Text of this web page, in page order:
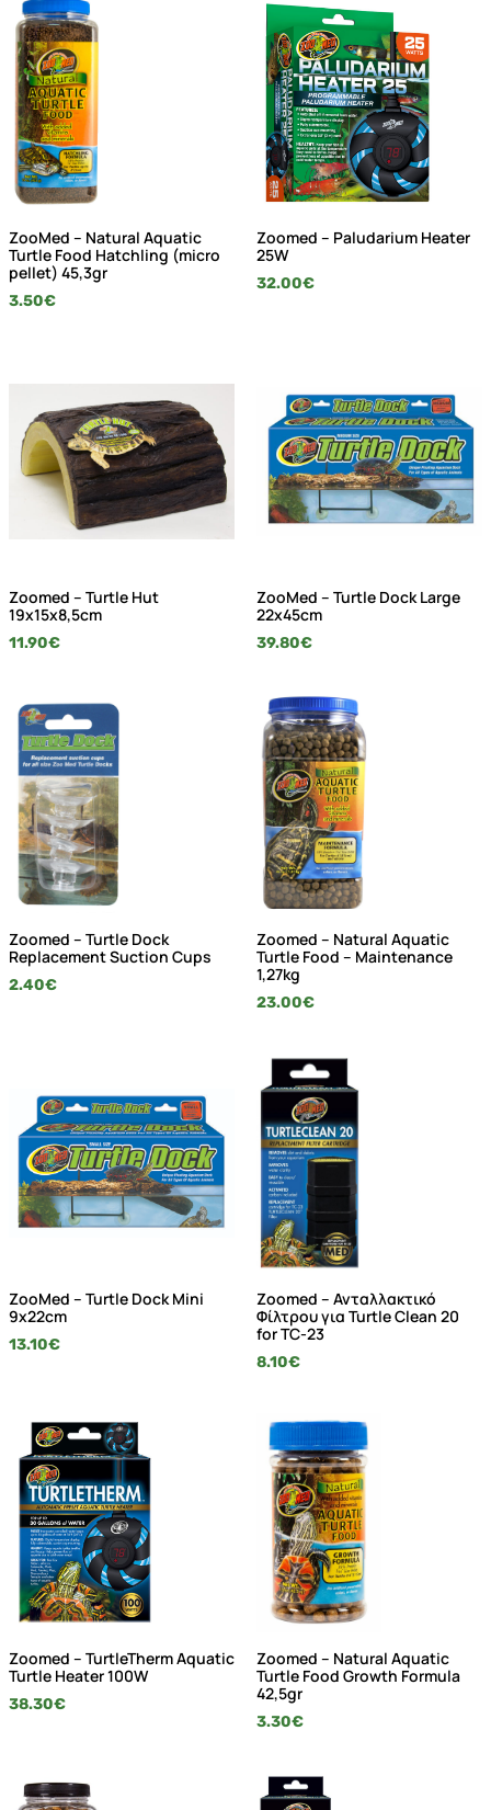
ZooMed – Natural Aquatic
Turtle Food Hatchling (micro
pellet) 45,3gr
3.50€
Zoomed – Paludarium Heater
25W
32.00€
Zoomed – Turtle Hut
19x15x8,5cm
11.90€
ZooMed – Turtle Dock Large
22x45cm
39.80€
Zoomed – Turtle Dock
Replacement Suction Cups
2.40€
Zoomed – Natural Aquatic
Turtle Food – Maintenance
1,27kg
23.00€
ZooMed – Turtle Dock Mini
9x22cm
13.10€
Zoomed – Ανταλλακτικό
Φίλτρου για Turtle Clean 20
for TC-23
8.10€
Zoomed – TurtleTherm Aquatic
Turtle Heater 100W
38.30€
Zoomed – Natural Aquatic
Turtle Food Growth Formula
42,5gr
3.30€